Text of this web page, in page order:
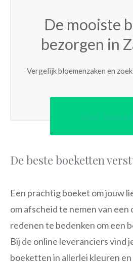
De mooiste
bezorgen in
Vergelijk bloemenzaken en
Snel
De beste boeketten
Een prachtig boeket om jouw
om afscheid te nemen van een
redenen te bedenken om een
Bij de online leveranciers vind
boeketten in allerlei kleuren